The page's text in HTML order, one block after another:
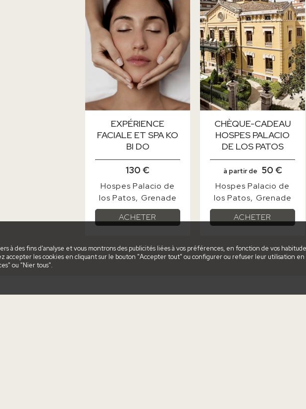
à des fins d'analyse et vous montrons des publicités liées à vos préférences, en fonction de vos
accepter les cookies en cliquant sur le bouton "Accepter tout" ou configurer ou refuser leur utilisation
ou "Nier tous".
EXPÉRIENCE
FACIALE ET SPA KO
BI DO
130 €
Hospes Palacio de
los Patos Grenade
ACHETER
CHÈQUE-CADEAU
HOSPES PALACIO
DE LOS PATOS
à partir de 50 €
Hospes Palacio de
los Patos Grenade
ACHETER